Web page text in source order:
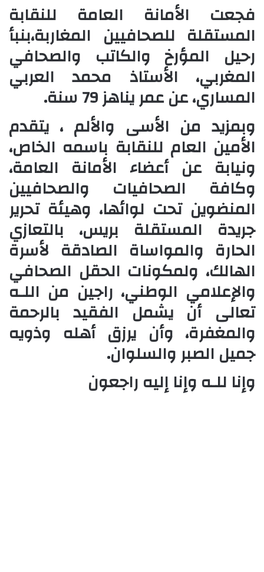
فجعت الأمانة العامة للنقابة
المستقلة للصحافيين المغاربة،بنبأ
رحيل المؤرخ والكاتب والصحافي
المغربي، الأستاذ محمد العربي
المساري، عن عمر يناهز 79 سنة.
وبمزيد من الأسى والألم ، يتقدم
الأمين العام للنقابة باسمه الخاص،
ونيابة عن أعضاء الأمانة العامة،
وكافة الصحافيات والصحافيين
المنضوين تحت لوائها، وهيئة تحرير
جريدة المستقلة بريس، بالتعازي
الحارة والمواساة الصادقة لأسرة
الهالك، ولمكونات الحقل الصحافي
والإعلامي الوطني، راجين من اللـه
تعالى أن يشمل الفقيد بالرحمة
والمغفرة، وأن يرزق أهله وذويه
جميل الصبر والسلوان.
وإنا للـه وإنا إليه راجعون